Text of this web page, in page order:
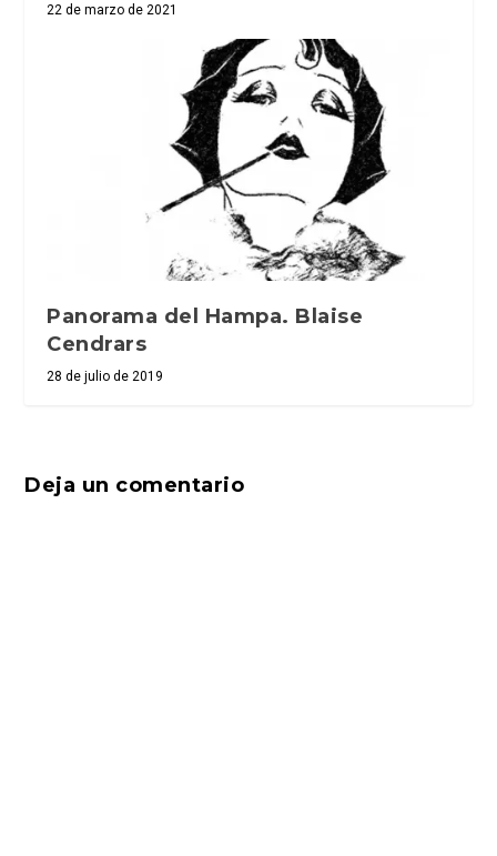
22 de marzo de 2021
Panorama del Hampa. Blaise
Cendrars
28 de julio de 2019
Deja un comentario